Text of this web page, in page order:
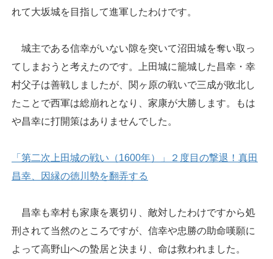
れて大坂城を目指して進軍したわけです。
城主である信幸がいない隙を突いて沼田城を奪い取っ
てしまおうと考えたのです。上田城に籠城した昌幸・幸
村父子は善戦しましたが、関ヶ原の戦いで三成が敗北し
たことで西軍は総崩れとなり、家康が大勝します。もは
や昌幸に打開策はありませんでした。
「第二次上田城の戦い（1600年）」２度目の撃退！真田
昌幸、因縁の徳川勢を翻弄する
昌幸も幸村も家康を裏切り、敵対したわけですから処
刑されて当然のところですが、信幸や忠勝の助命嘆願に
よって高野山への蟄居と決まり、命は救われました。